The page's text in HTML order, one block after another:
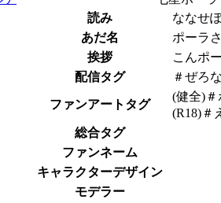
読み
ななせ
あだ名
ポーラ
挨拶
こんポ
配信タグ
＃ぜろ
ファンアートタグ
(健全)
(R18)＃
総合タグ
ファンネーム
キャラクターデザイン
モデラー